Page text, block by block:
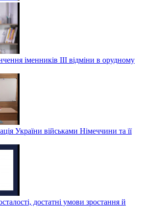
іменників ІІІ відміни в орудному
України військами Німеччини та її
достатні умови зростання й